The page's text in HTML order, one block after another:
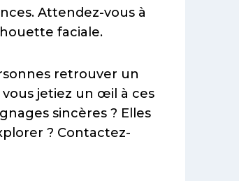
Attendez-vous à
faciale.
retrouver un
vous jetiez un œil à ces
sincères ? Elles
? Contactez-